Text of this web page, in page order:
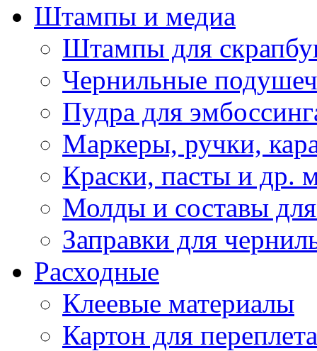
Штампы и медиа
Штампы для
Чернильные
Пудра для
Маркеры, ручки,
Краски, пасты и др.
Молды и составы
Заправки для
Расходные
Клеевые материалы
Картон для переплета